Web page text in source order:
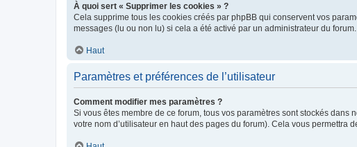
À quoi sert « Supprimer les cookies » ?
Cela supprime tous les cookies créés par phpBB qui conservent vos
messages (lu ou non lu) si cela a été activé par un administrateur du
Haut
Paramètres et préférences de l’utilisateur
Comment modifier mes paramètres ?
Si vous êtes membre de ce forum, tous vos paramètres sont stockés dans
votre nom d’utilisateur en haut des pages du forum). Cela vous permettra